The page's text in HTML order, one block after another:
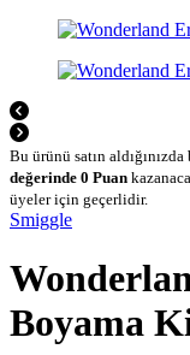
Bu ürünü satın
değerinde 0 Puan
üyeler için geçerlidir.
Smiggle
Boyama